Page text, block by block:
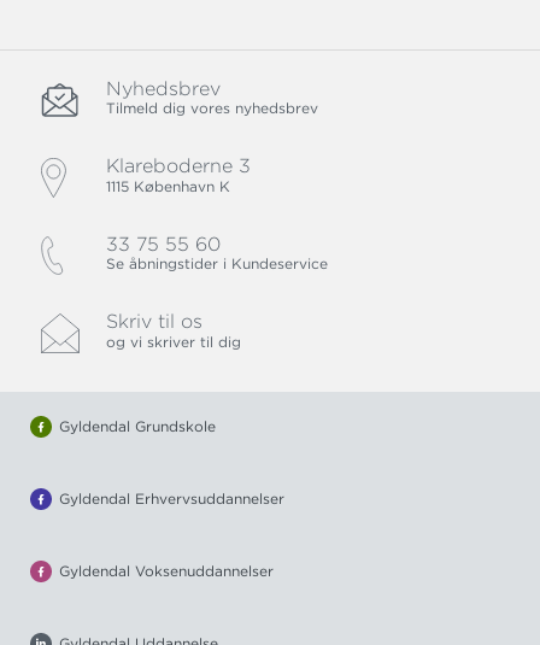
Nyhedsbrev
Tilmeld dig vores nyhedsbrev
Klareboderne 3
1115 København K
33 75 55 60
Se åbningstider i Kundeservice
Skriv til os
og vi skriver til dig
Gyldendal Grundskole
Gyldendal Erhvervsuddannelser
Gyldendal Voksenuddannelser